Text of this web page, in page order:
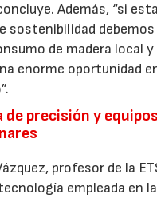
Además, “si
sostenibilidad debemos
de madera local y
enorme oportunidad
precisión y equipos
profesor de la
empleada en la